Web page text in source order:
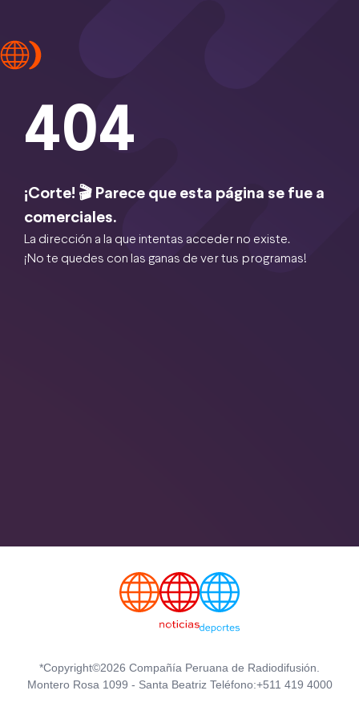
404
¡Corte! 🎬 Parece que esta página se fue a
comerciales.
La dirección a la que intentas acceder no existe.
¡No te quedes con las ganas de ver tus programas!
*Copyright©2026 Compañía Peruana de Radiodifusión.
Montero Rosa 1099 - Santa Beatriz Teléfono:+511 419 4000